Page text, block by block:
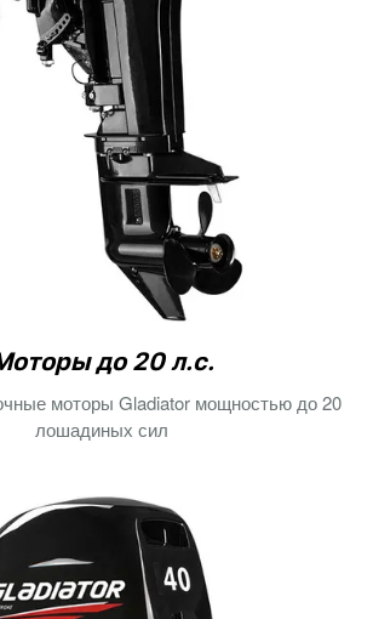
до 20 л.с.
моторы Gladiator мощностью до 20
лошадиных сил